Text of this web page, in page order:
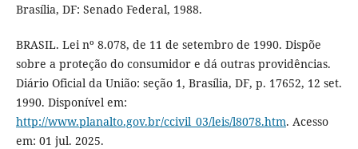
Brasília, DF: Senado Federal, 1988.
BRASIL. Lei nº 8.078, de 11 de setembro de 1990. Dispõe
sobre a proteção do consumidor e dá outras providências.
Diário Oficial da União: seção 1, Brasília, DF, p. 17652, 12 set.
1990. Disponível em:
http://www.planalto.gov.br/ccivil_03/leis/l8078.htm. Acesso
em: 01 jul. 2025.